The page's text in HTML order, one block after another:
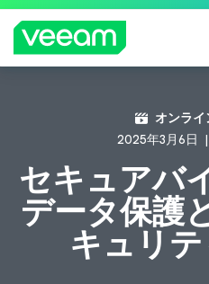
CrowdStrikeのコンテン
るお客様向けの
を読
む
オンラ
2025年3月6日
セキュアバ
データ保護
キュリ